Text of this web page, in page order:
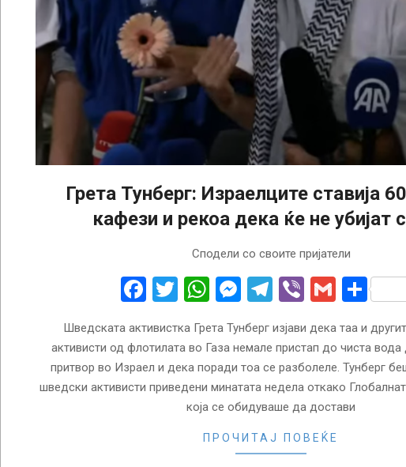
Грета Тунберг: Израелците ставија
кафези и рекоа дека ќе не убијат
Сподели со своите пријатели
Facebook
Twitter
WhatsApp
Messenger
Telegram
ViberGmail
Шведската активистка Грета Тунберг изјави дека таа и
активисти од флотилата во Газа немале пристап до чиста
притвор во Израел и дека поради тоа се разболеле. Тунберг
шведски активисти приведени минатата недела откако
која се обидуваше да достави
ПРОЧИТАЈ ПОВЕЌЕ